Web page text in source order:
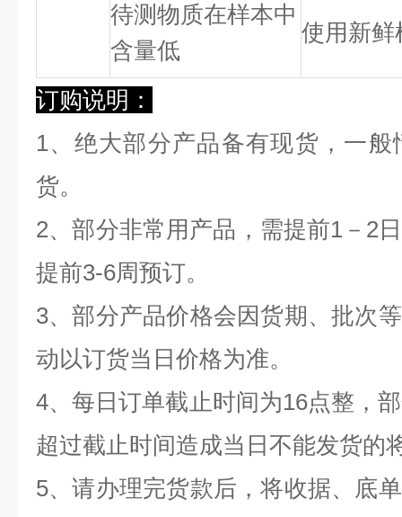
待测物质在样本中
含量低
使用新鲜
订购说明：
1、绝大部分产品备有现货，一
货。
2、部分非常用产品，需提前1－2
提前3-6周预订。
3、部分产品价格会因货期、批次
动以订货当日价格为准。
4、每日订单截止时间为16点整，
超过截止时间造成当日不能发货的
5、请办理完货款后，将收据、底